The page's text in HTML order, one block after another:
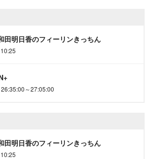
田明日香のフィーリンきっちん
～27:05:00
田明日香のフィーリンきっちん